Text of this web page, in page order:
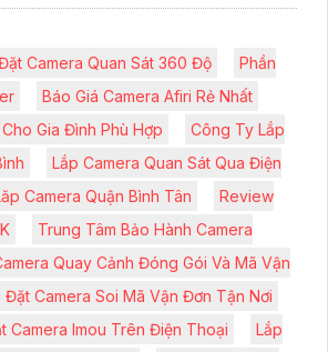
Camera Quan Sát 360 Độ
Phần
Báo Giá Camera Afiri Rẻ Nhất
Gia Đình Phù Hợp
Công Ty Lắp
Lắp Camera Quan Sát Qua Điện
Camera Quận Bình Tân
Review
Trung Tâm Bảo Hành Camera
Quay Cảnh Đóng Gói Và Mã Vận
Đặt Camera Soi Mã Vận Đơn Tận Nơi
Camera Imou Trên Điện Thoại
Lắp